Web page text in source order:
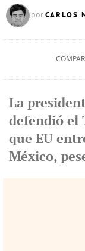
por CARLOS
La
defendió el
que EU
México,